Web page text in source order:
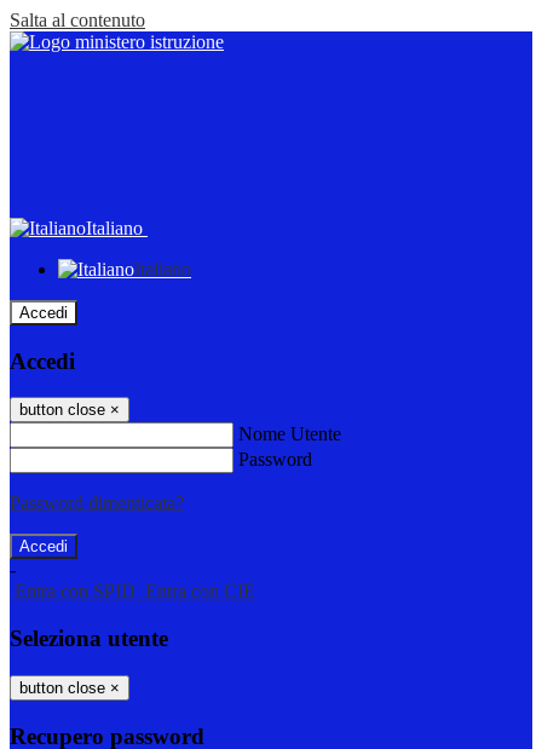
Salta al contenuto
Italiano
Italiano
Accedi
Accedi
button close ×
Nome Utente
Password
Password dimenticata?
-
Entra con SPID Entra con CIE
Seleziona utente
button close ×
Recupero password